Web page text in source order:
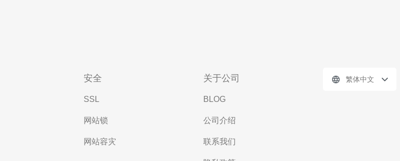
安全
SSL
网站锁
网站容灾
关于公司
BLOG
公司介绍
联系我们
繁体中文